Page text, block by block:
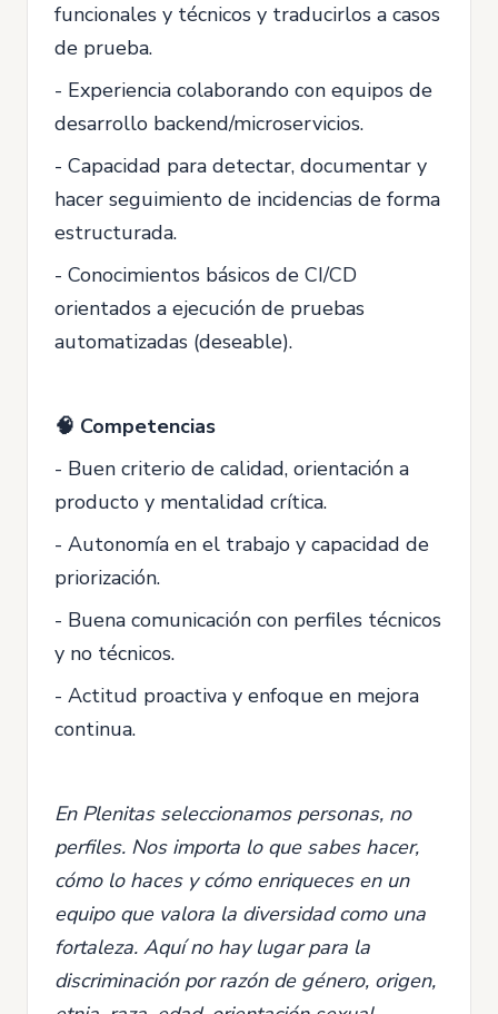
funcionales y técnicos y traducirlos a casos
de prueba.
- Experiencia colaborando con equipos de
desarrollo backend/microservicios.
- Capacidad para detectar, documentar y
hacer seguimiento de incidencias de forma
estructurada.
- Conocimientos básicos de CI/CD
orientados a ejecución de pruebas
automatizadas (deseable).
🧠 Competencias
- Buen criterio de calidad, orientación a
producto y mentalidad crítica.
- Autonomía en el trabajo y capacidad de
priorización.
- Buena comunicación con perfiles técnicos
y no técnicos.
- Actitud proactiva y enfoque en mejora
continua.
En Plenitas seleccionamos personas, no
perfiles. Nos importa lo que sabes hacer,
cómo lo haces y cómo enriqueces en un
equipo que valora la diversidad como una
fortaleza. Aquí no hay lugar para la
discriminación por razón de género, origen,